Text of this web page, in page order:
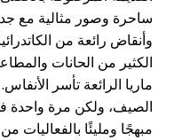
ساحرة وصور مثالية مع
وأنقاض رائعة من
الكثير من الحانات
ماريا الرائعة تأسر
الصيف، ولكن مرة واحدة
مبهجًا ومليئًا بالفعاليات